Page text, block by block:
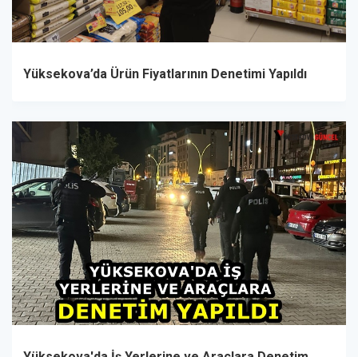
Yüksekova’da Ürün Fiyatlarının Denetimi Yapıldı